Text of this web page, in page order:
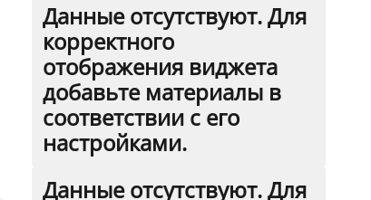
Данные отсутствуют. Для
корректного
отображения виджета
добавьте материалы в
соответствии с его
настройками.
Данные отсутствуют. Для